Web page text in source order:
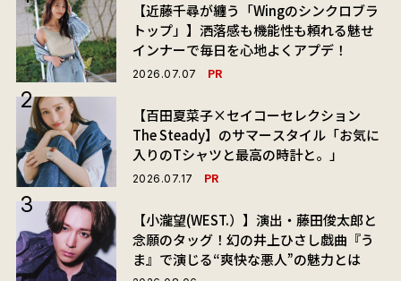
【近藤千尋が纏う「Wingのシンクロブラ
トップ」】洒落感も機能性も頼れる魅せ
インナーで毎日を心地よくアプデ！
2026.07.07 PR
【百田夏菜子×セイコーセレクション
The Steady】のサマースタイル「お気に
入りのTシャツと最高の時計と。」
2026.07.17 PR
【小瀧望(WEST.）】演出・藤田俊太郎と
念願のタッグ！幻の井上ひさし戯曲『う
ま』で演じる“爽快な悪人”の魅力とは